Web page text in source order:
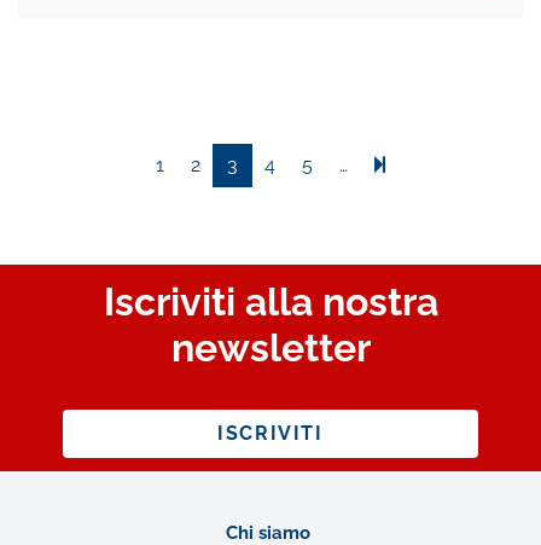
1 2 3 4 5 …
Iscriviti alla nostra
newsletter
ISCRIVITI
Chi siamo